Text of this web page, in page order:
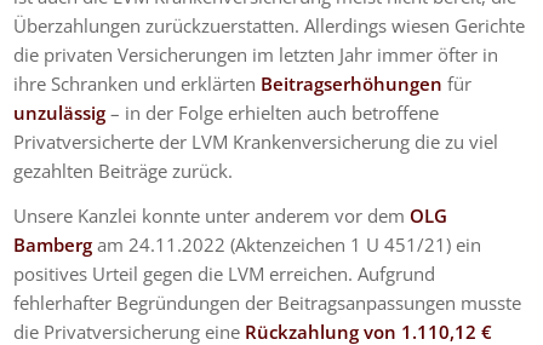
Überzahlungen zurückzuerstatten. Allerdings wiesen Gerichte
die privaten Versicherungen im letzten Jahr immer öfter in
ihre Schranken und erklärten Beitragserhöhungen für
unzulässig – in der Folge erhielten auch betroffene
Privatversicherte der LVM Krankenversicherung die zu viel
gezahlten Beiträge zurück.
Unsere Kanzlei konnte unter anderem vor dem OLG
Bambergam 24.11.2022 (Aktenzeichen 1 U 451/21) ein
positives Urteil gegen die LVM erreichen. Aufgrund
fehlerhafter Begründungen der Beitragsanpassungen musste
die Privatversicherung eine Rückzahlung von 1.110,12 €